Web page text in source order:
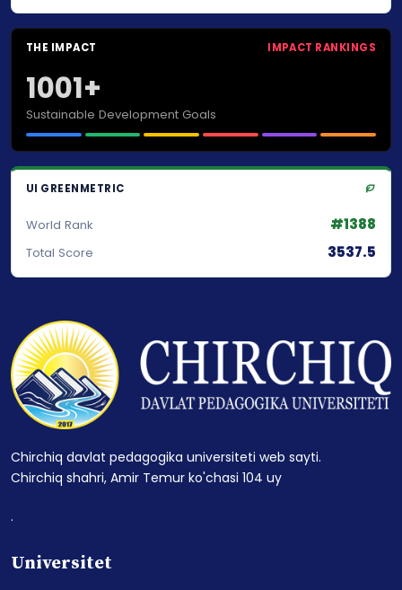
THE IMPACT IMPACT RANKINGS
1001+
Sustainable Development Goals
UI GREENMETRIC
World Rank #1388
Total Score 3537.5
Chirchiq davlat pedagogika universiteti web sayti.
Chirchiq shahri, Amir Temur ko'chasi 104 uy
.
Universitet